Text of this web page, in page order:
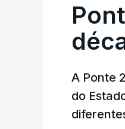
A Ponte
do